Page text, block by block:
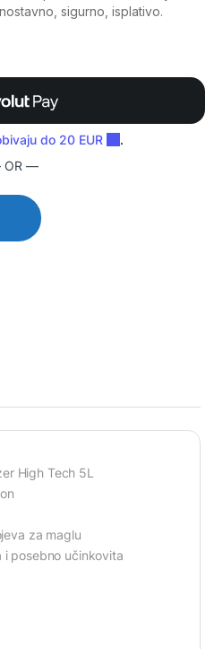
—
High Tech 5L
za maglu
i posebno učinkovita